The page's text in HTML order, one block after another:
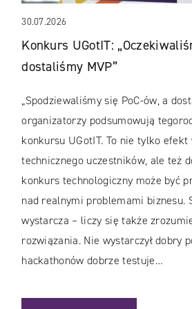
30.07.2026
Konkurs UGotIT:
dostaliśmy MVP”
„Spodziewaliśmy się PoC-ów, a
organizatorzy podsumowują
konkursu UGotIT. To nie tylko
technicznego uczestników, ale też
konkurs technologiczny może być
nad realnymi problemami biznesu.
wystarcza – liczy się także
rozwiązania. Nie wystarczył dobry
hackathonów dobrze testuje…